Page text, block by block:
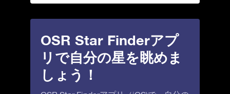
OSR Star Finderアプ
リで自分の星を眺めま
しょう！